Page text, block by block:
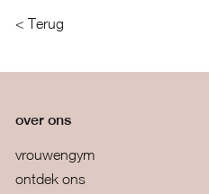
< Terug
over ons
vrouwengym
ontdek ons